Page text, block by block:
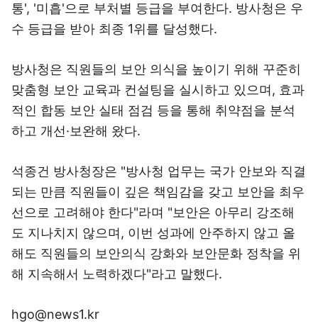
통', '미흡'으로 부처별 등급을 부여한다. 방사청은 우
수 등급을 받아 최종 1위를 달성했다.
방사청은 직원들의 보안 의식을 높이기 위해 꾸준히
맞춤형 보안 교육과 컨설팅을 실시하고 있으며, 효과
적인 합동 보안 실태 점검 등을 통해 취약점을 분석
하고 개선·보완해 왔다.
석종건 방사청장은 "방사청 업무는 국가 안보와 직결
되는 만큼 직원들이 깊은 책임감을 갖고 보안을 최우
선으로 고려해야 한다"라며 "보안은 아무리 강조해
도 지나치지 않으며, 이번 성과에 안주하지 않고 올
해도 직원들의 보안의식 강화와 보안문화 정착을 위
해 지속해서 노력하겠다"라고 말했다.
hgo@news1.kr